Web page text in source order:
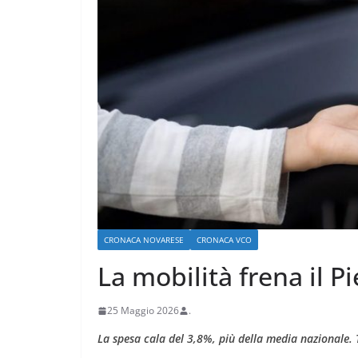
CRONACA NOVARESE CRONACA VCO
La mobilità frena il
25 Maggio 2026 .
La spesa cala del 3,8%, più della media
CRONACA VARESOTTO
Più impresa, più
e più qualità
Varese
18 Luglio 2026 .